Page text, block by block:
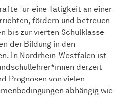
für eine Tätigkeit an einer
fördern und betreuen
bis zur vierten Schulklasse
der Bildung in den
In Nordrhein-Westfalen ist
derzeit
Prognosen von vielen
abhängig wie